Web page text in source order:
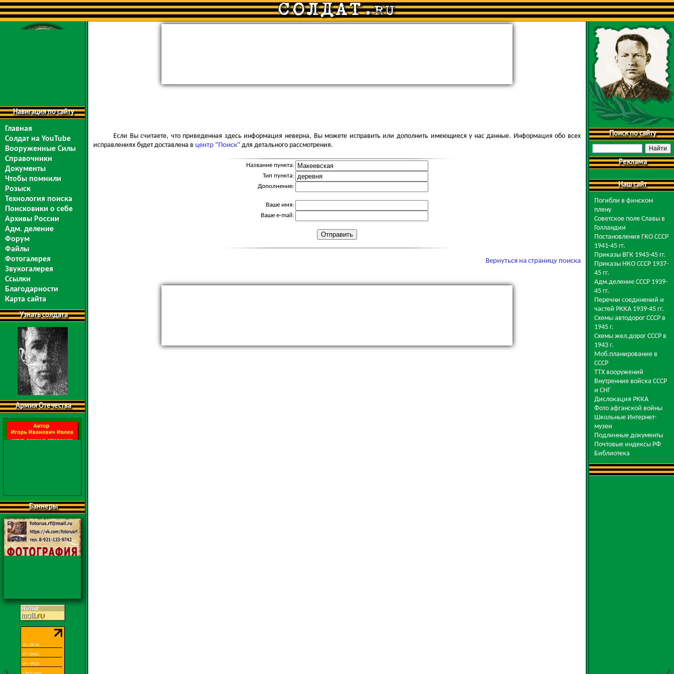
Навигация по сайту
Главная
Солдат на YouTube
Вооруженные Силы
Справочники
Документы
Чтобы помнили
Розыск
Технология поиска
Поисковики о себе
Архивы России
Адм. деление
Форум
Файлы
Фотогалерея
Звукогалерея
Ссылки
Благодарности
Карта сайта
Узнать солдата
Армия Отечества
Баннеры
Если Вы считаете, что приведенная здесь информация неверна, Вы можете исправить или дополнить имеющиеся у нас данные. Информация обо всех
исправлениях будет доставлена в центр "Поиск" для детального рассмотрения.
Название пункта:
Тип пункта:
Дополнение:
Ваше имя:
Ваше e-mail:
Вернуться на страницу поиска
Поиск по сайту
Реклама
Наш сайт
Погибли в финском
плену
Советское поле Славы в
Голландии
Постановления ГКО СССР
1941-45 гг.
Приказы ВГК 1943-45 гг.
Приказы НКО СССР 1937-
45 гг.
Адм.деление СССР 1939-
45 гг.
Перечни соединений и
частей РККА 1939-45 гг.
Схемы автодорог СССР в
1945 г.
Схемы жел.дорог СССР в
1943 г.
Моб.планирование в
СССР
ТТХ вооружений
Внутренние войска СССР
и СНГ
Дислокация РККА
Фото афганской войны
Школьные Интернет-
музеи
Подлинные документы
Почтовые индексы РФ
Библиотека